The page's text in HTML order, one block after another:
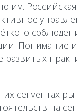
им.
развитых
сегментах
на